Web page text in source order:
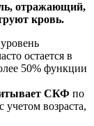
отражающий,
кровь.
остается в
50% функции
СКФ по
возраста,